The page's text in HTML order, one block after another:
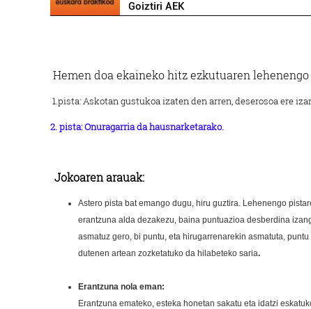
Goiztiri AEK
Hemen doa ekaineko hitz ezkutuaren lehenengo
1.pista: Askotan gustukoa izaten den arren, deserosoa ere
2. pista: Onuragarria da hausnarketarako.
Jokoaren arauak:
Astero pista bat emango dugu, hiru guztira. Lehenengo
erantzuna alda dezakezu, baina puntuazioa desberdina
asmatuz gero, bi puntu, eta hirugarrenarekin asmatuta,
dutenen artean zozketatuko da hilabeteko saria.
Erantzuna nola eman:
Erantzuna emateko, esteka honetan sakatu eta idatzi